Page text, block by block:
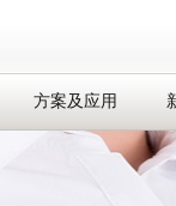
方案及应用